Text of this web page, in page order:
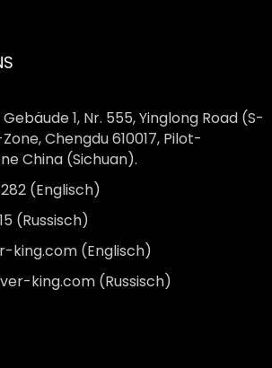
Gebäude 1, Nr. 555, Yinglong Road (S-
Chengdu 610017, Pilot-
China (Sichuan).
(Englisch)
(Russisch)
king.com (Englisch)
king.com (Russisch)